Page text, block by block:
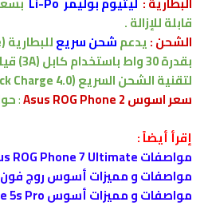
قابلة للإزالة .
الشحن:يدعمشحن سريعللبطارية
لتقنية الشحن السريع (Quick Charge 4.0).
سعر اسوس Asus ROG Phone 2
:
إقرأ أيضاً :
مواصفات Asus ROG Phone 7 Ultimate
مواصفات و مميزات أسوس روج فون 7 - Asus ROG Phone 7
مواصفات و مميزات أسوس Asus ROG Phone 5s Pro